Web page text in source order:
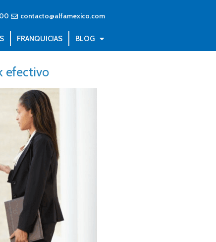
contacto@alfamexico.com
FRANQUICIAS BLOG
efectivo